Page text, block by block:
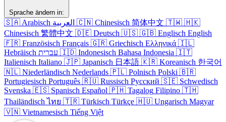
Sprache ändern in:
🇸🇦 Arabisch العربية 🇨🇳 Chinesisch 简体中文 🇹🇼 🇭🇰
Chinesisch 繁體中文 🇩🇪 Deutsch 🇺🇸 🇬🇧 Englisch English
🇫🇷 Französisch Français 🇬🇷 Griechisch Ελληνικά 🇮🇱
Hebräisch עברית 🇮🇩 Indonesisch Bahasa Indonesia 🇮🇹
Italienisch Italiano 🇯🇵 Japanisch 日本語 🇰🇷 Koreanisch 한국어
🇳🇱 Niederländisch Nederlands 🇵🇱 Polnisch Polski 🇧🇷
Portugiesisch Português 🇷🇺 Russisch Русский 🇸🇪 Schwedisch
Svenska 🇪🇸 Spanisch Español 🇵🇭 Tagalog Filipino 🇹🇭
Thailändisch ไทย 🇹🇷 Türkisch Türkçe 🇭🇺 Ungarisch Magyar
🇻🇳 Vietnamesisch Tiếng Việt